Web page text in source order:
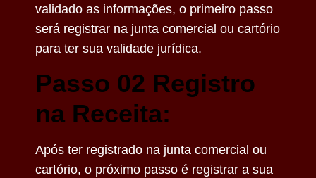
validado as informações, o primeiro passo
será registrar na junta comercial ou cartório
para ter sua validade jurídica.
Passo 02 Registro
na Receita:
Após ter registrado na junta comercial ou
cartório, o próximo passo é registrar a sua